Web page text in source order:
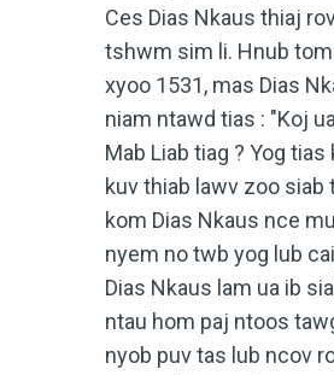
Ces Dias Nkaus thiaj
tshwm sim li. Hnub
xyoo 1531, mas Dias
niam ntawd tias : "Koj
Mab Liab tiag ? Yog
kuv thiab lawv zoo
kom Dias Nkaus nce
nyem no twb yog lub
Dias Nkaus lam ua ib
ntau hom paj ntoos
nyob puv tas lub ncov